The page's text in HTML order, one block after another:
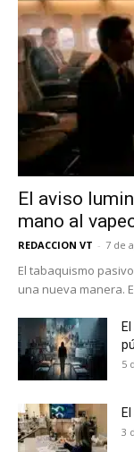
El aviso
mano al
REDACCION VT - 7 de
El tabaquismo
una nueva manera.
5
3